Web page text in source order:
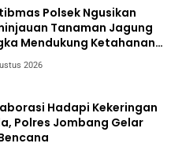
Polsek Ngusikan
Tanaman Jagung
Mendukung Ketahanan
2026
Hadapi Kekeringan
Polres Jombang Gelar